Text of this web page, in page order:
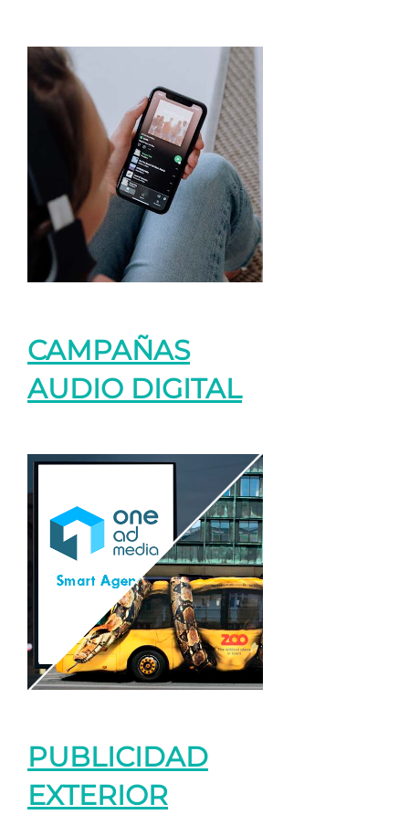
CAMPAÑAS
AUDIO DIGITAL
PUBLICIDAD
EXTERIOR